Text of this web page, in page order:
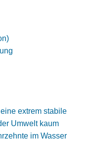
extrem stabile
Umwelt kaum
im Wasser